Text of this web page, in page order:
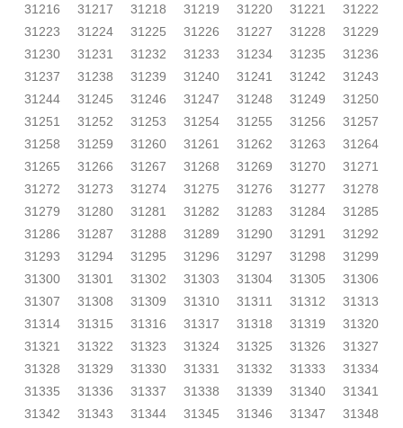
31216
31217 31218 31219 31220 31221
31222
31223
31224 31225 31226 31227 31228
31229
31230
31231 31232 31233 31234 31235
31236
31237
31238 31239 31240 31241 31242
31243
31244
31245 31246 31247 31248 31249
31250
31251
31252 31253 31254 31255 31256
31257
31258
31259 31260 31261 31262 31263
31264
31265
31266 31267 31268 31269 31270
31271
31272
31273 31274 31275 31276 31277
31278
31279
31280 31281 31282 31283 31284
31285
31286
31287 31288 31289 31290 31291
31292
31293
31294 31295 31296 31297 31298
31299
31300
31301 31302 31303 31304 31305
31306
31307
31308 31309 31310 31311 31312
31313
31314
31315 31316 31317 31318 31319
31320
31321
31322 31323 31324 31325 31326
31327
31328
31329 31330 31331 31332 31333
31334
31335
31336 31337 31338 31339 31340
31341
31342
31343 31344 31345 31346 31347
31348